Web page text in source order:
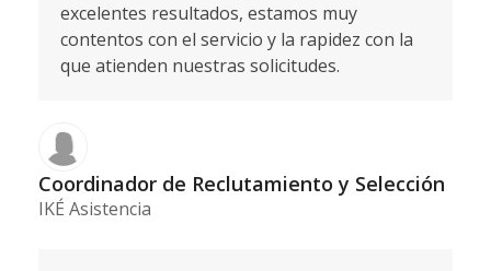
excelentes resultados, estamos muy
contentos con el servicio y la rapidez con la
que atienden nuestras solicitudes.
Coordinador de Reclutamiento y Selección
IKÉ Asistencia